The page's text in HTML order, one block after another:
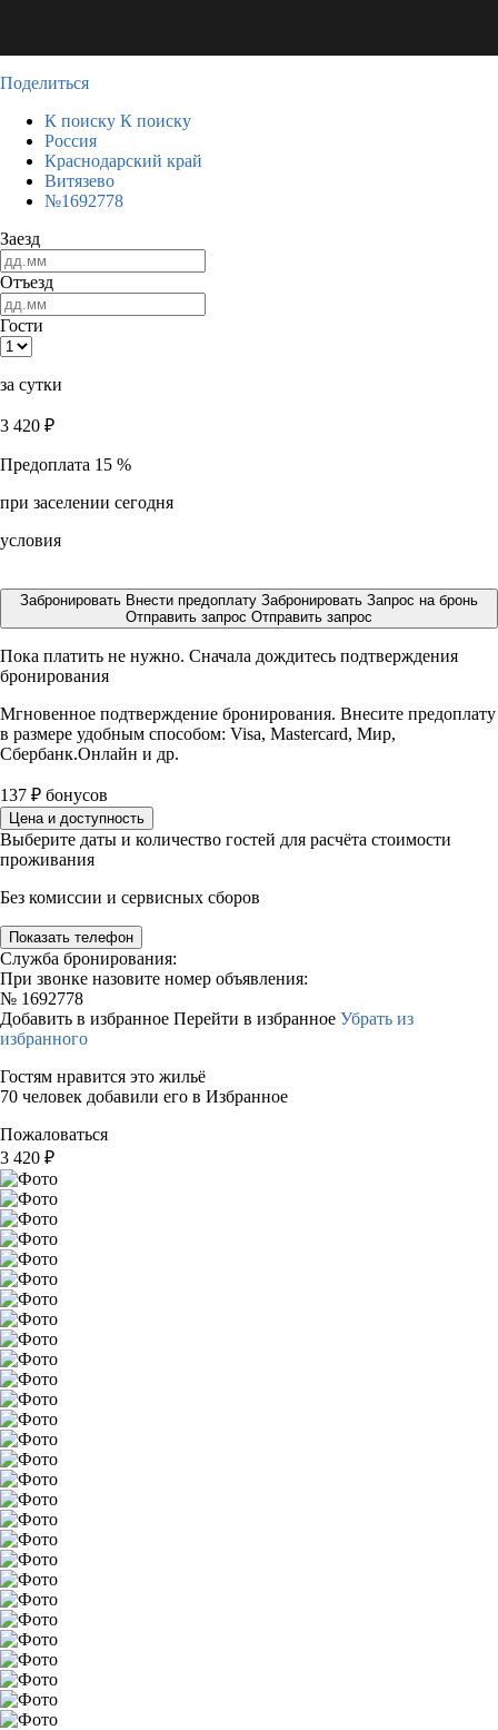
Поделиться
К поиску К поиску
Россия
Краснодарский край
Витязево
№1692778
Заезд
Отъезд
Гости
за сутки
3 420 ₽
Предоплата 15 %
при заселении сегодня
условия
Забронировать Внести предоплату Забронировать Запрос на бронь
Отправить запрос Отправить запрос
Пока платить не нужно. Сначала дождитесь подтверждения
бронирования
Мгновенное подтверждение бронирования. Внесите предоплату
в размере удобным способом: Visa, Mastercard, Мир,
Сбербанк.Онлайн и др.
137 ₽ бонусов
Цена и доступность
Выберите даты и количество гостей для расчёта стоимости
проживания
Без комиссии и сервисных сборов
Показать телефон
Служба бронирования:
При звонке назовите номер объявления:
№ 1692778
Добавить в избранное Перейти в избранное Убрать из
избранного
Гостям нравится это жильё
70 человек добавили его в Избранное
Пожаловаться
3 420 ₽